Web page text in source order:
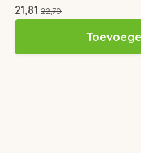
21,81 22,70